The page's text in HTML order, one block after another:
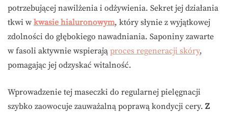
potrzebującej nawilżenia i odżywienia. Sekret jej działania
tkwi w kwasie hialuronowym, który słynie z wyjątkowej
zdolności do głębokiego nawadniania. Saponiny zawarte
w fasoli aktywnie wspierają proces regeneracji skóry,
pomagając jej odzyskać witalność.
Wprowadzenie tej maseczki do regularnej pielęgnacji
szybko zaowocuje zauważalną poprawą kondycji cery. Z